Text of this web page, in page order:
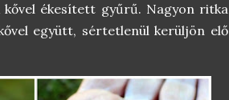
kővel ékesített gyűrű. Nagyon ritka
együtt, sértetlenül kerüljön elő